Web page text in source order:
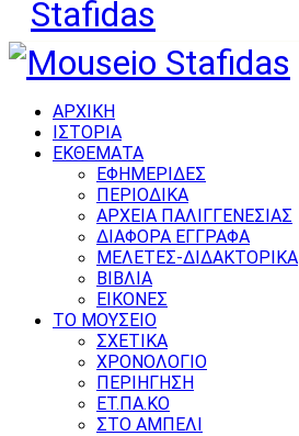
ΑΡΧΙΚΗ
ΙΣΤΟΡΙΑ
ΕΚΘΕΜΑΤΑ
ΕΦΗΜΕΡΙΔΕΣ
ΠΕΡΙΟΔΙΚΑ
ΑΡΧΕΙΑ ΠΑΛΙΓΓΕΝΕΣΙΑΣ
ΔΙΑΦΟΡΑ ΕΓΓΡΑΦΑ
ΜΕΛΕΤΕΣ-ΔΙΔΑΚΤΟΡΙΚΑ
ΒΙΒΛΙΑ
ΕΙΚΟΝΕΣ
ΤΟ ΜΟΥΣΕΙΟ
ΣΧΕΤΙΚΑ
ΧΡΟΝΟΛΟΓΙΟ
ΠΕΡΙΗΓΗΣΗ
ΕΤ.ΠΑ.ΚΟ
ΣΤΟ ΑΜΠΕΛΙ